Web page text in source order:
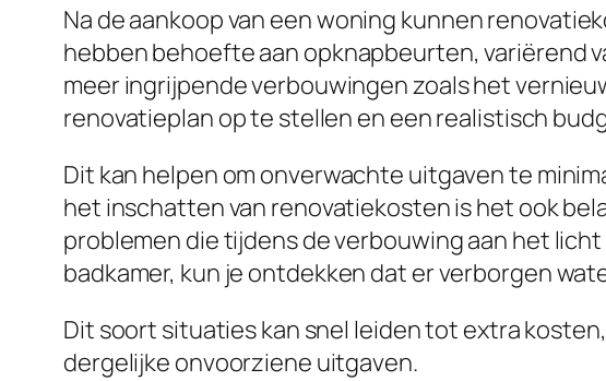
Na de aankoop van een woning kunnen
hebben behoefte aan opknapbeurten, variërend
meer ingrijpende verbouwingen zoals het
renovatieplan op te stellen en een realistisch
Dit kan helpen om onverwachte uitgaven te
het inschatten van renovatiekosten is het ook
problemen die tijdens de verbouwing aan het
badkamer, kun je ontdekken dat er verborgen
Dit soort situaties kan snel leiden tot extra
dergelijke onvoorziene uitgaven.